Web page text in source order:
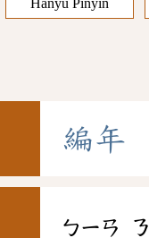
Hanyu Pinyin
編年
ㄅㄧㄢ